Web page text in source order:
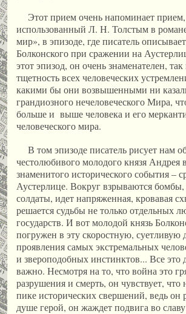
Этот прием очень напоминает прием,
использованный Л. Н. Толстым в
мир», в эпизоде, где писатель
Болконского при сражении на
этот эпизод, он очень знаменателен,
тщетность всех человеческих
какими бы они возвышенными ни
грандиозного нечеловеческого Мира,
больше и выше человека и его
человеческого мира.
В том эпизоде писатель рисует нам
честолюбивого молодого князя Андрея
знаменитого исторического события –
Аустерлице. Вокруг взрываются бомбы,
солдаты, идет напряженная, кровавая
решается судьбы не только отдельных
государств. И вот молодой князь
погружен в эту скоростную, суетливую
проявления самых экстремальных
и звероподобных инстинктов... Все это
важно. Несмотря на то, что война это
разрушения и смерть, он чувствует, что
пике исторических свершений, ведь он
душе герой, он жаждет подвига во